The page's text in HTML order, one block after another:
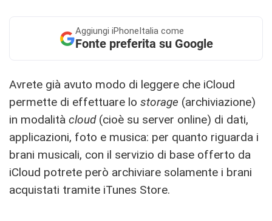
Aggiungi iPhoneItalia come
Fonte preferita su Google
Avrete già avuto modo di leggere che iCloud
permette di effettuare lo storage (archiviazione)
in modalità cloud(cioè su server online) di dati,
applicazioni, foto e musica: per quanto riguarda i
brani musicali, con il servizio di base offerto da
iCloud potrete però archiviare solamente i brani
acquistati tramite iTunes Store.